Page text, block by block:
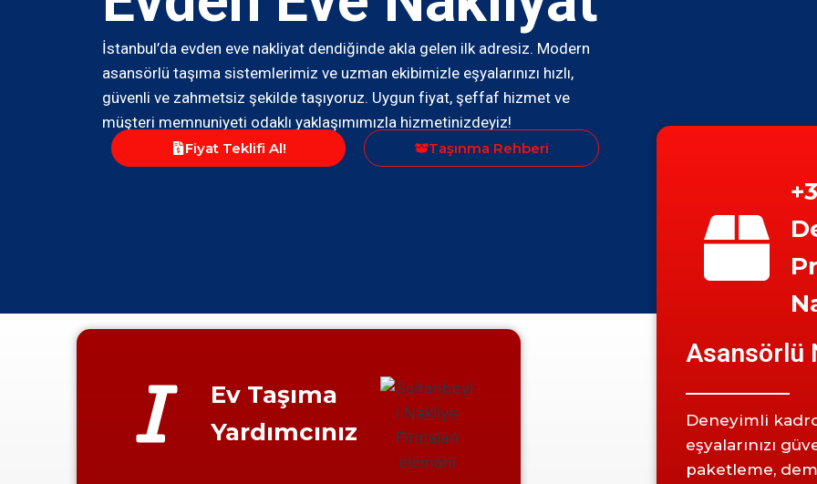
İstanbul’da evden eve nakliyat dendiğinde akla gelen ilk adresiz. Modern
asansörlü taşıma sistemlerimiz ve uzman ekibimizle eşyalarınızı hızlı,
güvenli ve zahmetsiz şekilde taşıyoruz. Uygun fiyat, şeffaf hizmet ve
müşteri memnuniyeti odaklı yaklaşımımızla hizmetinizdeyiz!
Fiyat Teklifi Al! Taşınma Rehberi
Ev Taşıma
Yardımcınız
Asansörlü
Deneyimli
eşyalarınızı
paketleme,